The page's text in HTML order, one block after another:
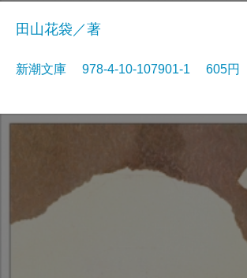
田山花袋／著
新潮文庫 978-4-10-107901-1 605円